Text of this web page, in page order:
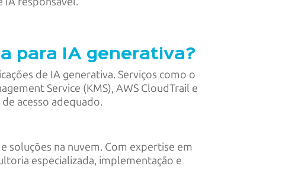
para IA generativa?
de IA generativa. Serviços como o
Service (KMS), AWS CloudTrail e
acesso adequado.
soluções na nuvem. Com expertise em
especializada, implementação e